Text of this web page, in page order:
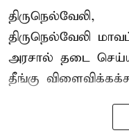
திருநெல்வேலி,
திருநெல்வேலி
அரசால் தடை
தீங்கு